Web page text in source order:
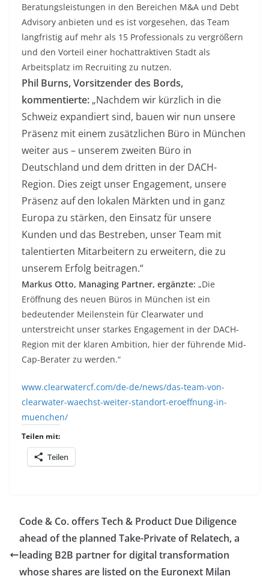
Beratungsleistungen in den Bereichen M&A und Debt
Advisory anbieten und es ist vorgesehen, das Team
langfristig auf mehr als 15 Professionals zu vergrößern
und den Vorteil einer hochattraktiven Stadt als
Arbeitsplatz im Recruiting zu nutzen.
Phil Burns, Vorsitzender des Bords,
kommentierte: „Nachdem wir kürzlich in die
Schweiz expandiert sind, bauen wir nun unsere
Präsenz mit einem zusätzlichen Büro in München
weiter aus – unserem zweiten Büro in
Deutschland und dem dritten in der DACH-
Region. Dies zeigt unser Engagement, unsere
Präsenz auf den lokalen Märkten und in ganz
Europa zu stärken, den Einsatz für unsere
Kunden und das Bestreben, unser Team mit
talentierten Mitarbeitern zu erweitern, die zu
unserem Erfolg beitragen.“
Markus Otto, Managing Partner, ergänzte: „Die
Eröffnung des neuen Büros in München ist ein
bedeutender Meilenstein für Clearwater und
unterstreicht unser starkes Engagement in der DACH-
Region mit der klaren Ambition, hier der führende Mid-
Cap-Berater zu werden.“
www.clearwatercf.com/de-de/news/das-team-von-
clearwater-waechst-weiter-standort-eroeffnung-in-
muenchen/
Teilen mit:
Teilen
Code & Co. offers Tech & Product Due Diligence
ahead of the planned Take-Private of Relatech, a
leading B2B partner for digital transformation
whose shares are listed on the Euronext Milan